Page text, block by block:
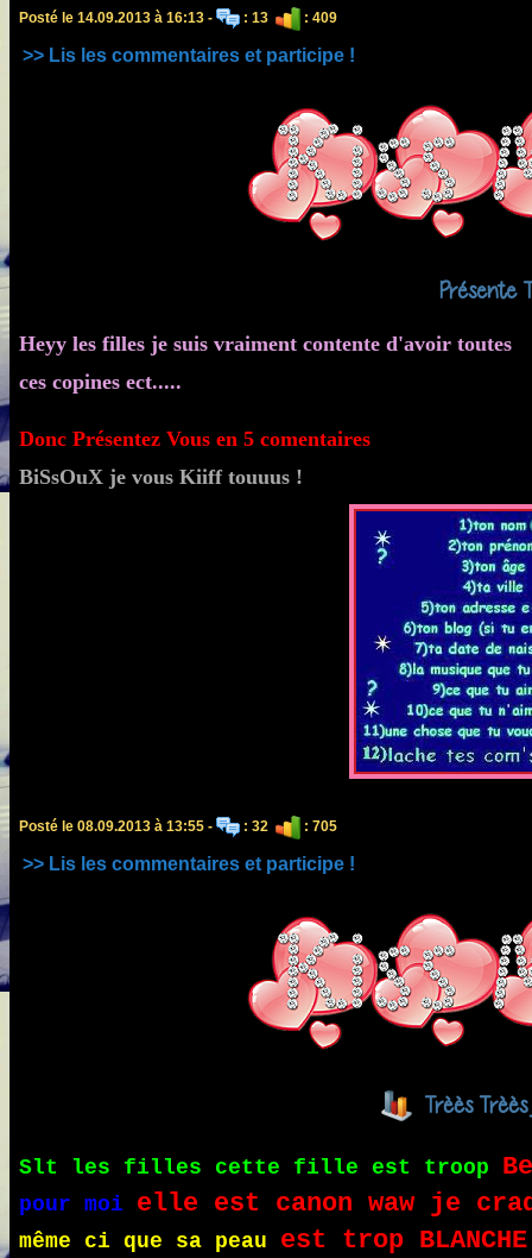
Posté le 14.09.2013 à 16:13 - : 13 : 409
>> Lis les commentaires et participe !
Présente
Heyy les filles je suis vraiment contente d'avoir toutes
ces copines ect.....
Donc Présentez Vous en 5 comentaires
BiSsOuX je vous Kiiff touuus !
Posté le 08.09.2013 à 13:55 - : 32 : 705
>> Lis les commentaires et participe !
Trèès
Slt les filles cette fille est troop
pour moi elle est canon waw je
même ci que sa peau est trop BLANCHE